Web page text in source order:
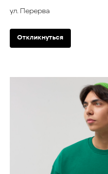
ул. Перерва
Откликнуться